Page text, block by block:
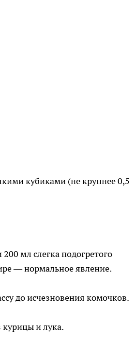
кубиками (не крупнее 0,5
мл слегка подогретого
— нормальное явление.
до исчезновения комочков.
курицы и лука.